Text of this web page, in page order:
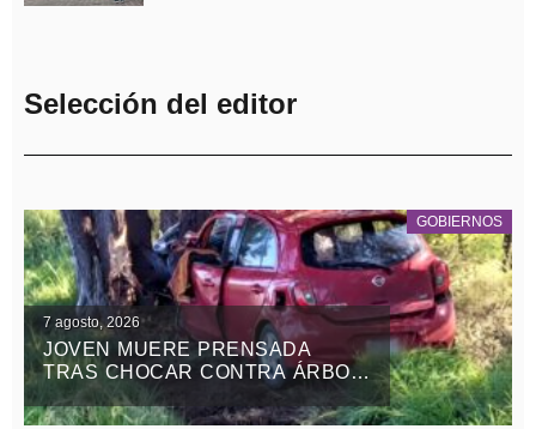
Selección del editor
GOBIERNOS
7 agosto, 2026
JOVEN MUERE PRENSADA
TRAS CHOCAR CONTRA ÁRBOL
EN LA APIZACO-TLAXCO, EN
ATLANGATEPEC